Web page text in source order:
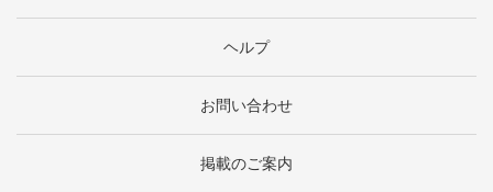
ヘルプ
お問い合わせ
掲載のご案内